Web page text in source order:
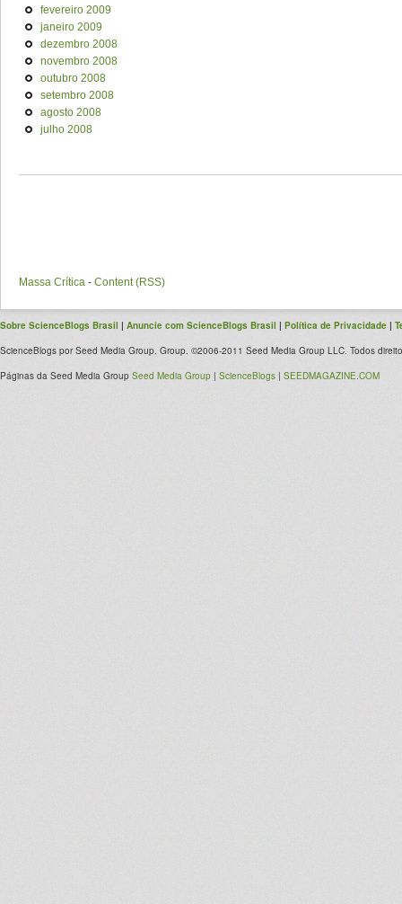
fevereiro 2009
janeiro 2009
dezembro 2008
novembro 2008
outubro 2008
setembro 2008
agosto 2008
julho 2008
Massa Crítica - Content (RSS)
Sobre ScienceBlogs Brasil | Anuncie com ScienceBlogs Brasil | Política de Privacidade |
ScienceBlogs por Seed Media Group. Group. ©2006-2011 Seed Media Group LLC. Todos
Páginas da Seed Media Group Seed Media Group | ScienceBlogs | SEEDMAGAZINE.COM